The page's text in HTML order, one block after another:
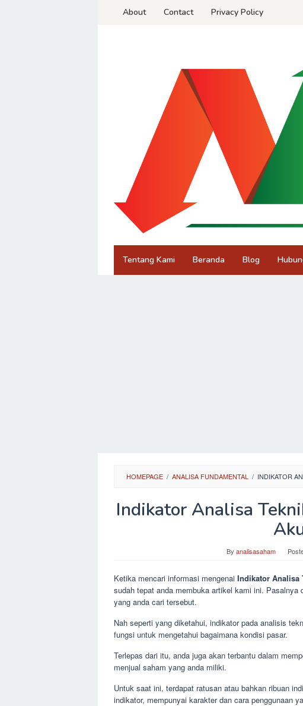
About Contact Privacy Policy
Tentang Kami Beranda Blog
HOMEPAGE / ANALISA FUNDAMENTAL / INDIKATOR
Indikator Analisa
By analisasaham
Ketika mencari informasi mengenai Indikator Analisa
sudah tepat anda membuka artikel kami ini.
yang anda cari tersebut.
Nah seperti yang diketahui, indikator pada analisis
fungsi untuk mengetahui bagaimana kondisi pasar.
Terlepas dari itu, anda juga akan terbantu dalam
menjual saham yang anda miliki.
Untuk saat ini, terdapat ratusan atau bahkan ribuan
indikator, mempunyai karakter dan cara penggunaan